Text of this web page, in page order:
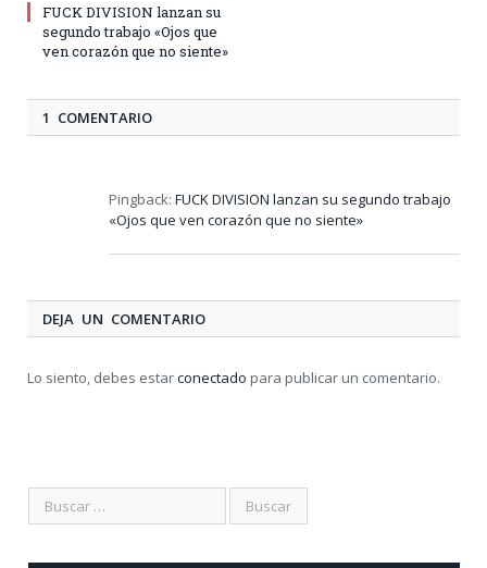
FUCK DIVISION lanzan su
segundo trabajo «Ojos que
ven corazón que no siente»
1 COMENTARIO
Pingback: FUCK DIVISION lanzan su segundo trabajo
«Ojos que ven corazón que no siente»
DEJA UN COMENTARIO
Lo siento, debes estarconectado para publicar un comentario.